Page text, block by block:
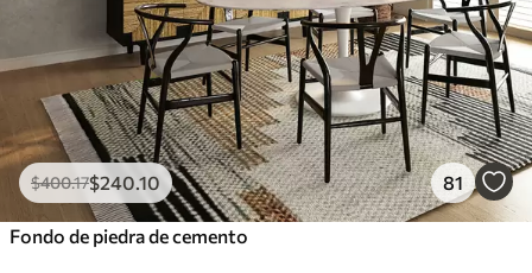
$400.17$240 .10 81
Fondo de piedra de cemento